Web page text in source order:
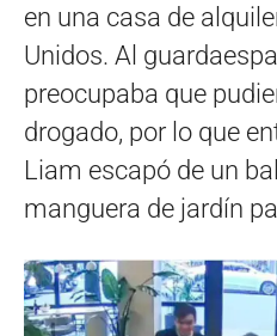
en una casa de
Unidos. Al
preocupaba que
drogado, por lo que
Liam escapó de un
manguera de jardín